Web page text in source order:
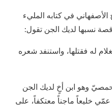
الأصفهاني في كتابه المليء
قصة نسبها لديك الجن تقول:
له فقتلها، واستنفد شعره
وهو ابن أخٍ لديك الجن
خليعاً ماجناً معتكفاً، على